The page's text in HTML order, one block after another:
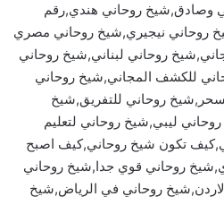
وصادق,شيخ روحاني هندي,رقم
روحاني نيجيري,شيخ روحاني مصري
روحاني لبناني,شيخ روحاني
للكشف المجاني,شيخ روحاني
روحاني للتفريق,شيخ
ليبي,شيخ روحاني لتعليم
تكون شيخ روحاني,كيف اصبح
روحاني قوي جدا,شيخ روحاني
روحاني في الرياض,شيخ